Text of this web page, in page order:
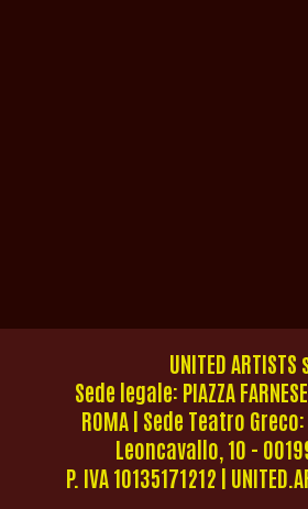
UNITED ARTISTS
Sede legale: PIAZZA
ROMA | Sede Teatro
Leoncavallo, 10 -
P. IVA 10135171212 |